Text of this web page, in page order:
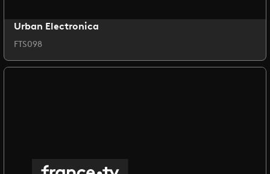
Urban Electronica
FTS098